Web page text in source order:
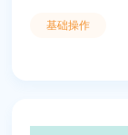
选择合适的视频
具，该平台提
基础操作